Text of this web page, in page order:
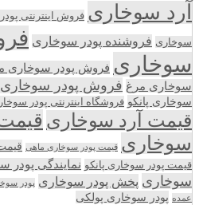
آرد سوخاری فروش اینترنتی
سوخاری فروشنده پودر سوخاری
سوخاری فروش پودر سوخاری
سوخاری مرغ فروش پودر سوخاری
سوخاری پانکو فروشگاه اینترنتی پودر
قیمت آرد سوخاری قیمت
سوخاری قیمت پودر سوخاری ماهی
قیمت پودر سوخاری پانکو نمایندگی پودر
سوخاری پخش پودر سوخاری پودر
عمده پودر سوخاری پولکی